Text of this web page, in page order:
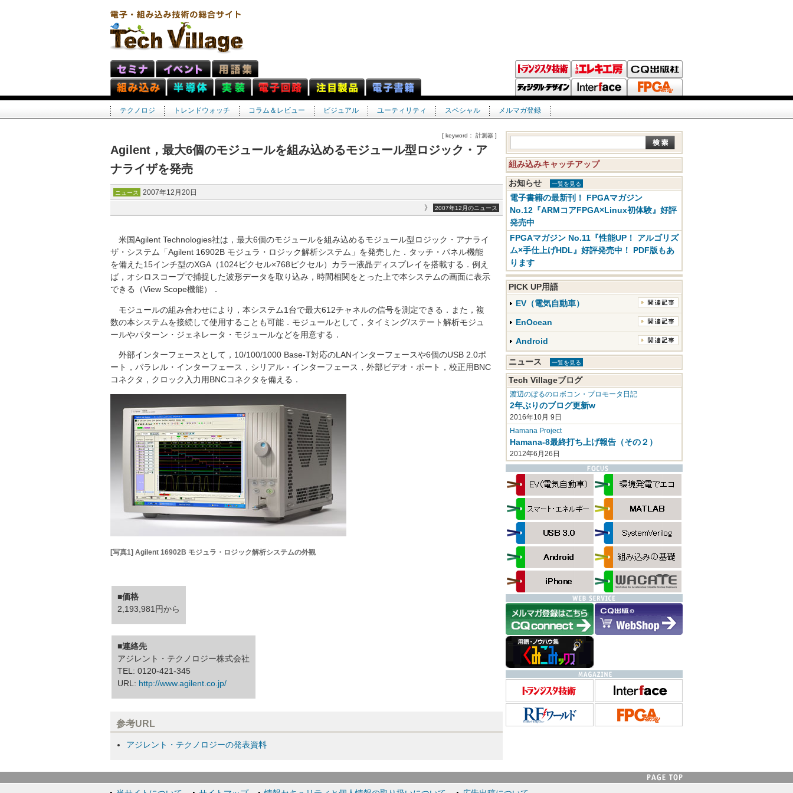
テクノロジ トレンドウォッチ コラム＆レビュー ビジュアル ユーティリティ スペシャル メルマガ登録
[ keyword： 計測器 ]
Agilent，最大6個のモジュールを組み込めるモジュール型ロジック・ア
ナライザを発売
ニュース 2007年12月20日
》 2007年12月のニュース
米国Agilent Technologies社は，最大6個のモジュールを組み込めるモジュール型ロジック・アナライ
ザ・システム「Agilent 16902B モジュラ・ロジック解析システム」を発売した．タッチ・パネル機能
を備えた15インチ型のXGA（1024ピクセル×768ピクセル）カラー液晶ディスプレイを搭載する．例え
ば，オシロスコープで捕捉した波形データを取り込み，時間相関をとった上で本システムの画面に表示
できる（View Scope機能）．
モジュールの組み合わせにより，本システム1台で最大612チャネルの信号を測定できる．また，複
数の本システムを接続して使用することも可能．モジュールとして，タイミング/ステート解析モジュ
ールやパターン・ジェネレータ・モジュールなどを用意する．
外部インターフェースとして，10/100/1000 Base-T対応のLANインターフェースや6個のUSB 2.0ポ
ート，パラレル・インターフェース，シリアル・インターフェース，外部ビデオ・ポート，校正用BNC
コネクタ，クロック入力用BNCコネクタを備える．
[写真1] Agilent 16902B モジュラ・ロジック解析システムの外観
■価格
2,193,981円から
■連絡先
アジレント・テクノロジー株式会社
TEL: 0120-421-345
URL: http://www.agilent.co.jp/
参考URL
アジレント・テクノロジーの発表資料
組み込みキャッチアップ
お知らせ 一覧を見る
電子書籍の最新刊！ FPGAマガジン
No.12『ARMコアFPGA×Linux初体験』好評
発売中
FPGAマガジン No.11『性能UP！ アルゴリズ
ム×手仕上げHDL』好評発売中！ PDF版もあ
ります
PICK UP用語
EV（電気自動車）
EnOcean
Android
ニュース 一覧を見る
Tech Villageブログ
渡辺のぼるのロボコン・プロモータ日記
2年ぶりのブログ更新w
2016年10月 9日
Hamana Project
Hamana-8最終打ち上げ報告（その２）
2012年6月26日